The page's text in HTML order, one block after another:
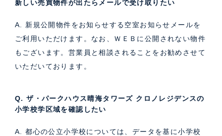
新しい売買物件が出たらメールで受け取りたい
A. 新規公開物件をお知らせする空室お知らせメールを
ご利用いただけます。なお、ＷＥＢに公開されない物件
もございます。営業員と相談されることをお勧めさせて
いただいております。
Q. ザ・パークハウス晴海タワーズ クロノレジデンスの
小学校学区域を確認したい
A. 都心の公立小学校については、データを基に小学校